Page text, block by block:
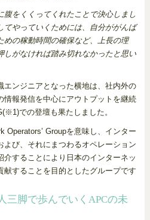
腹をくくってくれたことで決心しまし
てやっていくためには、自分ががんば
めの稼動時間の確保など、上長の理
しがなければ踏み切れなかったと思い
エンジニアとなった横地は、社内外の
情報発信を中心にアウトプットを継続
での登壇も果たしました。
Groupを意味し、インター
よび、それにまつわるオペレーション
介することにより日本のインターネッ
献することを目的としたグループです
三脚で歩んでいくAPCの未